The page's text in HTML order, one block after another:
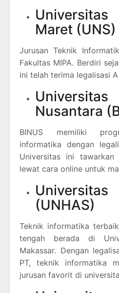
Maret (UNS)
Jurusan Teknik
Fakultas MIPA. Berdiri
ini telah terima legalisasi
Nusantara
BINUS memiliki
informatika dengan
Universitas ini tawarkan
lewat cara online untuk
Universitas
(UNHAS)
Teknik informatika
tengah berada di
Makassar. Dengan
PT, teknik informatika
jurusan favorit di